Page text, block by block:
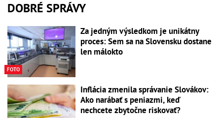
DOBRÉ SPRÁVY
FOTO
Za jedným výsledkom je unikátny
proces: Sem sa na Slovensku dostane
len málokto
Inflácia zmenila správanie Slovákov:
Ako narábať s peniazmi, keď
nechcete zbytočne riskovať?